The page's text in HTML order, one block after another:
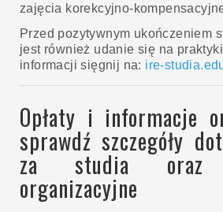
zajęcia korekcyjno-
Przed pozytywnym ukończeniem
jest również udanie się na
informacji sięgnij na: ire-
Opłaty i informacje
sprawdź szczegóły
za studia oraz
organizacyjne